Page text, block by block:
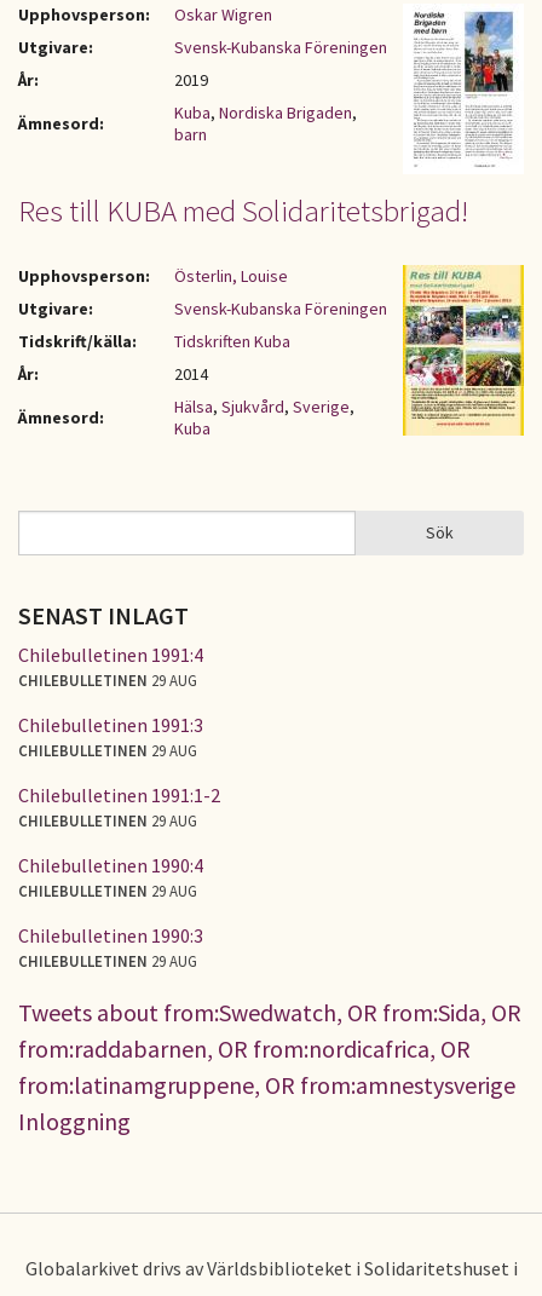
Upphovsperson:
Oskar Wigren
Utgivare:
Svensk-Kubanska Föreningen
År:
2019
Ämnesord:
Kuba, Nordiska Brigaden,
barn
Res till KUBA med Solidaritetsbrigad!
Upphovsperson:
Österlin, Louise
Utgivare:
Svensk-Kubanska Föreningen
Tidskrift/källa:
Tidskriften Kuba
År:
2014
Ämnesord:
Hälsa, Sjukvård, Sverige,
Kuba
SÖKFORMULÄR Sök
SENAST INLAGT
Chilebulletinen 1991:4
CHILEBULLETINEN 29 AUG
Chilebulletinen 1991:3
CHILEBULLETINEN 29 AUG
Chilebulletinen 1991:1-2
CHILEBULLETINEN 29 AUG
Chilebulletinen 1990:4
CHILEBULLETINEN 29 AUG
Chilebulletinen 1990:3
CHILEBULLETINEN 29 AUG
Tweets about from:Swedwatch, OR from:Sida, OR
from:raddabarnen, OR from:nordicafrica, OR
from:latinamgruppene, OR from:amnestysverige
Inloggning
Globalarkivet drivs av Världsbiblioteket i Solidaritetshuset i